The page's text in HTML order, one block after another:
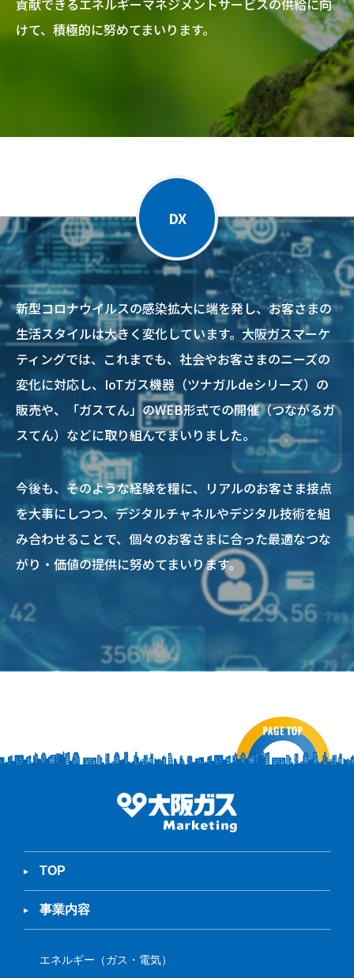
貢献できるエネルギーマネジメントサービスの供給に向
けて、積極的に努めてまいります。
DX
新型コロナウイルスの感染拡大に端を発し、お客さまの
生活スタイルは大きく変化しています。大阪ガスマーケ
ティングでは、これまでも、社会やお客さまのニーズの
変化に対応し、IoTガス機器（ツナガルdeシリーズ）の
販売や、「ガスてん」のWEB形式での開催（つながるガ
スてん）などに取り組んでまいりました。
今後も、そのような経験を糧に、リアルのお客さま接点
を大事にしつつ、デジタルチャネルやデジタル技術を組
み合わせることで、個々のお客さまに合った最適なつな
がり・価値の提供に努めてまいります。
TOP
事業内容
エネルギー（ガス・電気）